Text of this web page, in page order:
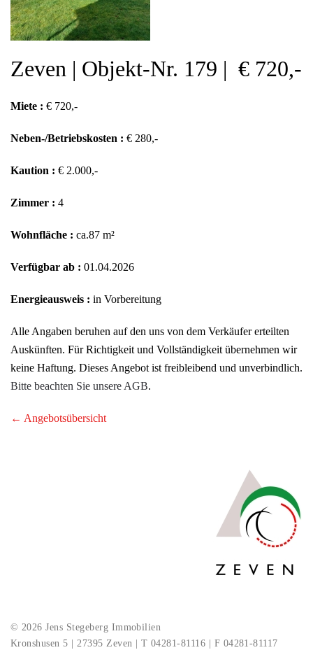
Zeven | Objekt-Nr. 179 | € 720,-
Miete : € 720,-
Neben-/Betriebskosten : € 280,-
Kaution : € 2.000,-
Zimmer : 4
Wohnfläche : ca.87 m²
Verfügbar ab : 01.04.2026
Energieausweis : in Vorbereitung
Alle Angaben beruhen auf den uns von dem Verkäufer erteilten
Auskünften. Für Richtigkeit und Vollständigkeit übernehmen wir
keine Haftung. Dieses Angebot ist freibleibend und unverbindlich.
Bitte beachten Sie unsere AGB.
← Angebotsübersicht
© 2026 Jens Stegeberg Immobilien
Kronshusen 5 | 27395 Zeven | T 04281-81116 | F 04281-81117